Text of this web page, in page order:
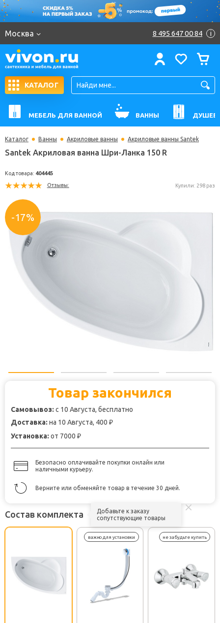
Москва 8 495 647 00 84 i
КАТАЛОГ
МЕБЕЛЬ ДЛЯ ВАННОЙ ВАННЫ
Каталог Ванны Акриловые ванны Акриловые ванны Santek
-17%
Товар закончился
Самовывоз: с 10 Августа, бесплатно
Доставка: на 10 Августа, 400 ₽
Установка: от 7000 ₽
Безопасно оплачивайте покупки онлайн или
наличными курьеру.
Верните или обменяйте товар в течение 30 дней.
Santek Акриловая ванна Шри-Ланка 150 R
Состав комплекта
Добавьте к заказу
сопутствующие товары